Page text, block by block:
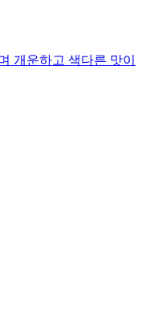
개운하고 색다른 맛이